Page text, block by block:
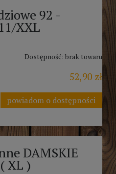
92 -
XXL
Dostępność: brak towaru
52,90 zł
powiadom o dostępności
DAMSKIE
XL )